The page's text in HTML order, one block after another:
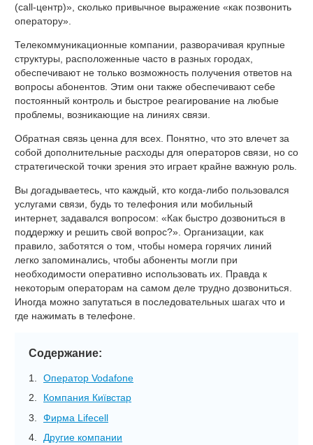
(call-центр)», сколько привычное выражение «как позвонить
оператору».
Телекоммуникационные компании, разворачивая крупные
структуры, расположенные часто в разных городах,
обеспечивают не только возможность получения ответов на
вопросы абонентов. Этим они также обеспечивают себе
постоянный контроль и быстрое реагирование на любые
проблемы, возникающие на линиях связи.
Обратная связь ценна для всех. Понятно, что это влечет за
собой дополнительные расходы для операторов связи, но со
стратегической точки зрения это играет крайне важную роль.
Вы догадываетесь, что каждый, кто когда-либо пользовался
услугами связи, будь то телефония или мобильный
интернет, задавался вопросом: «Как быстро дозвониться в
поддержку и решить свой вопрос?». Организации, как
правило, заботятся о том, чтобы номера горячих линий
легко запоминались, чтобы абоненты могли при
необходимости оперативно использовать их. Правда к
некоторым операторам на самом деле трудно дозвониться.
Иногда можно запутаться в последовательных шагах что и
где нажимать в телефоне.
Содержание:
Оператор Vodafone
Компания Київстар
Фирма Lifecell
Другие компании